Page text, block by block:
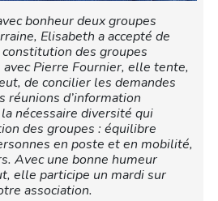
bonheur deux groupes
Elisabeth a accepté de
des groupes
avec Pierre Fournier, elle tente,
de concilier les demandes
réunions d’information
nécessaire diversité qui
des groupes : équilibre
en poste et en mobilité,
Avec une bonne humeur
elle participe un mardi sur
association.